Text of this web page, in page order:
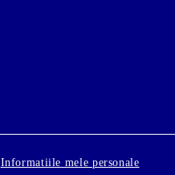
Informatiile mele personale